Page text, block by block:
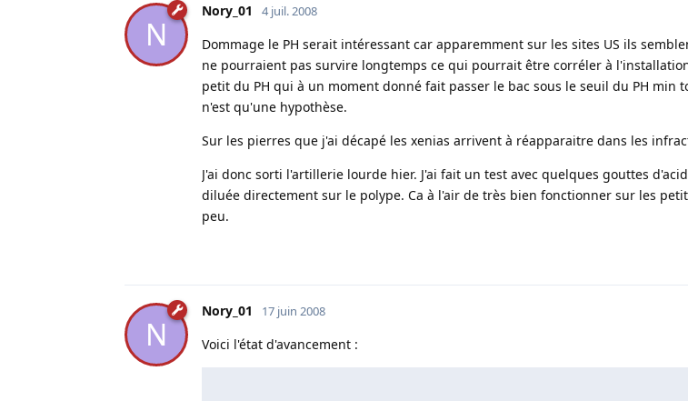
N
Nory_01 4 juil. 2008
Dommage le PH serait intéressant car apparemment sur les sites US ils
ne pourraient pas survire longtemps ce qui pourrait être corréler à
petit du PH qui à un moment donné fait passer le bac sous le seuil du PH min
n'est qu'une hypothèse.
Sur les pierres que j'ai décapé les xenias arrivent à réapparaitre dans les
J'ai donc sorti l'artillerie lourde hier. J'ai fait un test avec quelques gouttes
diluée directement sur le polype. Ca à l'air de très bien fonctionner sur les
peu.
N
Nory_01 17 juin 2008
Voici l'état d'avancement :